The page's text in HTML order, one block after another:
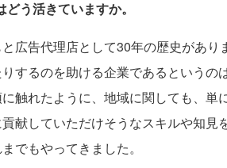
う活きていますか。
広告代理店として30年の歴史があり
するのを助ける企業であるというの
触れたように、地域に関しても、単
献していただけそうなスキルや知見
でもやってきました。